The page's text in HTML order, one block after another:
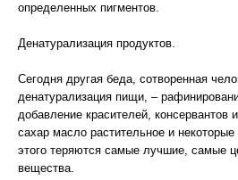
определенных пигментов.
Денатурализация продуктов.
Сегодня другая беда, сотворенная
денатурализация пищи, –
добавление красителей,
сахар масло растительное и
этого теряются самые лучшие, самые
вещества.